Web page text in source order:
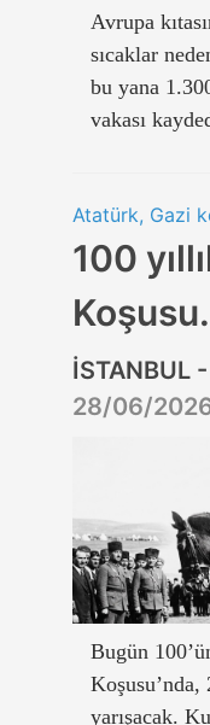
Avrupa
sıcaklar
bu yana
vakası
Atatürk, Gazi
100
İSTANBUL
28/06/
Bugün
Koşusu’nda,
yarışacak.